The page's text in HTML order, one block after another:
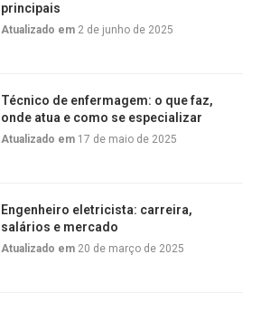
principais
Atualizado em 2 de junho de 2025
Técnico de enfermagem: o que faz,
onde atua e como se especializar
Atualizado em 17 de maio de 2025
Engenheiro eletricista: carreira,
salários e mercado
Atualizado em 20 de março de 2025